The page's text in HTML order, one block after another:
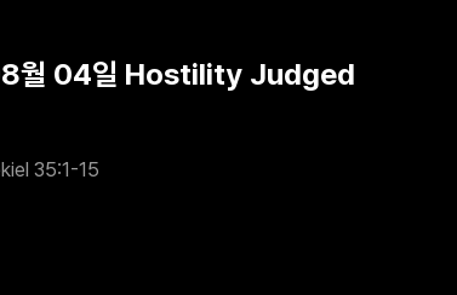
월 04일 Hostility Judged
35:1-15